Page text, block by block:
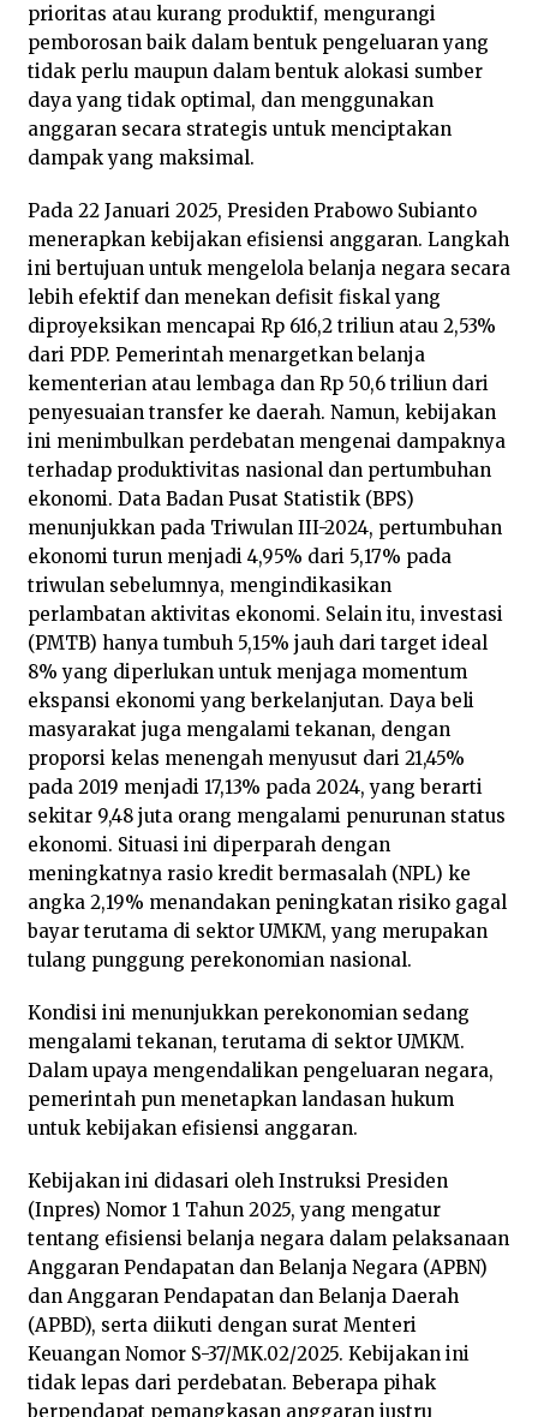
prioritas atau kurang produktif, mengurangi
pemborosan baik dalam bentuk pengeluaran yang
tidak perlu maupun dalam bentuk alokasi sumber
daya yang tidak optimal, dan menggunakan
anggaran secara strategis untuk menciptakan
dampak yang maksimal.
Pada 22 Januari 2025, Presiden Prabowo Subianto
menerapkan kebijakan efisiensi anggaran. Langkah
ini bertujuan untuk mengelola belanja negara secara
lebih efektif dan menekan defisit fiskal yang
diproyeksikan mencapai Rp 616,2 triliun atau 2,53%
dari PDP. Pemerintah menargetkan belanja
kementerian atau lembaga dan Rp 50,6 triliun dari
penyesuaian transfer ke daerah. Namun, kebijakan
ini menimbulkan perdebatan mengenai dampaknya
terhadap produktivitas nasional dan pertumbuhan
ekonomi. Data Badan Pusat Statistik (BPS)
menunjukkan pada Triwulan III-2024, pertumbuhan
ekonomi turun menjadi 4,95% dari 5,17% pada
triwulan sebelumnya, mengindikasikan
perlambatan aktivitas ekonomi. Selain itu, investasi
(PMTB) hanya tumbuh 5,15% jauh dari target ideal
8% yang diperlukan untuk menjaga momentum
ekspansi ekonomi yang berkelanjutan. Daya beli
masyarakat juga mengalami tekanan, dengan
proporsi kelas menengah menyusut dari 21,45%
pada 2019 menjadi 17,13% pada 2024, yang berarti
sekitar 9,48 juta orang mengalami penurunan status
ekonomi. Situasi ini diperparah dengan
meningkatnya rasio kredit bermasalah (NPL) ke
angka 2,19% menandakan peningkatan risiko gagal
bayar terutama di sektor UMKM, yang merupakan
tulang punggung perekonomian nasional.
Kondisi ini menunjukkan perekonomian sedang
mengalami tekanan, terutama di sektor UMKM.
Dalam upaya mengendalikan pengeluaran negara,
pemerintah pun menetapkan landasan hukum
untuk kebijakan efisiensi anggaran.
Kebijakan ini didasari oleh Instruksi Presiden
(Inpres) Nomor 1 Tahun 2025, yang mengatur
tentang efisiensi belanja negara dalam pelaksanaan
Anggaran Pendapatan dan Belanja Negara (APBN)
dan Anggaran Pendapatan dan Belanja Daerah
(APBD), serta diikuti dengan surat Menteri
Keuangan Nomor S-37/MK.02/2025. Kebijakan ini
tidak lepas dari perdebatan. Beberapa pihak
berpendapat pemangkasan anggaran justru